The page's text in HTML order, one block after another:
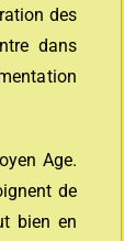
des
dans
Age.
de
bien en